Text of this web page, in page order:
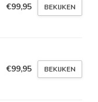
€99,95 BEKIJKEN
€99,95 BEKIJKEN